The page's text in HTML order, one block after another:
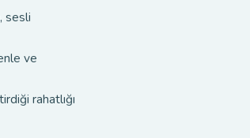
sesli
ve
rahatlığı